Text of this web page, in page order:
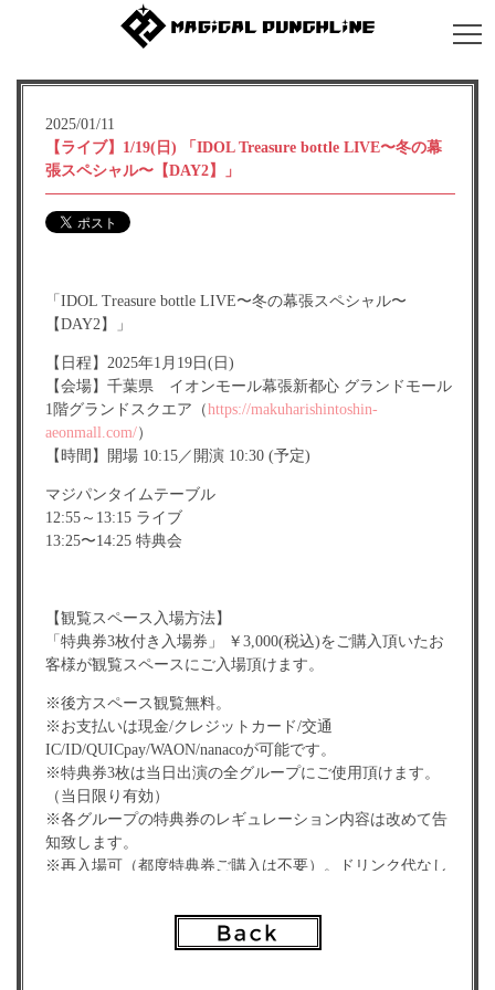
2025/01/11
【ライブ】1/19(日) 「IDOL Treasure bottle LIVE〜冬の幕
張スペシャル〜【DAY2】」
「IDOL Treasure bottle LIVE〜冬の幕張スペシャル〜
【DAY2】」
【日程】2025年1月19日(日)
【会場】千葉県 イオンモール幕張新都心 グランドモール
1階グランドスクエア（https://makuharishintoshin-
aeonmall.com/）
【時間】開場 10:15／開演 10:30 (予定)
マジパンタイムテーブル
12:55～13:15 ライブ
13:25〜14:25 特典会
【観覧スペース入場方法】
「特典券3枚付き入場券」 ￥3,000(税込)をご購入頂いたお
客様が観覧スペースにご入場頂けます。
※後方スペース観覧無料。
※お支払いは現金/クレジットカード/交通
IC/ID/QUICpay/WAON/nanacoが可能です。
※特典券3枚は当日出演の全グループにご使用頂けます。
（当日限り有効）
※各グループの特典券のレギュレーション内容は改めて告
知致します。
※再入場可（都度特典券ご購入は不要）。ドリンク代なし
伴う返金はございません。